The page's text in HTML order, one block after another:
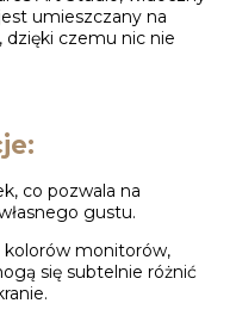
umieszczany na
dzięki czemu nic nie
co pozwala na
gustu.
kolorów monitorów,
się subtelnie różnić